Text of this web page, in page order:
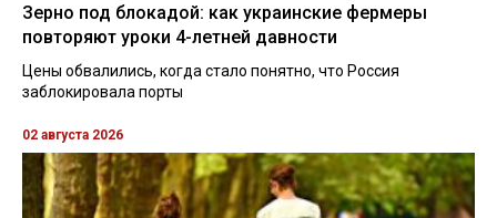
Зерно под блокадой: как украинские фермеры
повторяют уроки 4-летней давности
Цены обвалились, когда стало понятно, что Россия
заблокировала порты
02 августа 2026